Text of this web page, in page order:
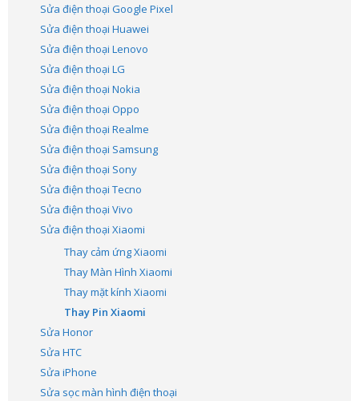
Sửa điện thoại Google Pixel
Sửa điện thoại Huawei
Sửa điện thoại Lenovo
Sửa điện thoại LG
Sửa điện thoại Nokia
Sửa điện thoại Oppo
Sửa điện thoại Realme
Sửa điện thoại Samsung
Sửa điện thoại Sony
Sửa điện thoại Tecno
Sửa điện thoại Vivo
Sửa điện thoại Xiaomi
Thay cảm ứng Xiaomi
Thay Màn Hình Xiaomi
Thay mặt kính Xiaomi
Thay Pin Xiaomi
Sửa Honor
Sửa HTC
Sửa iPhone
Sửa sọc màn hình điện thoại